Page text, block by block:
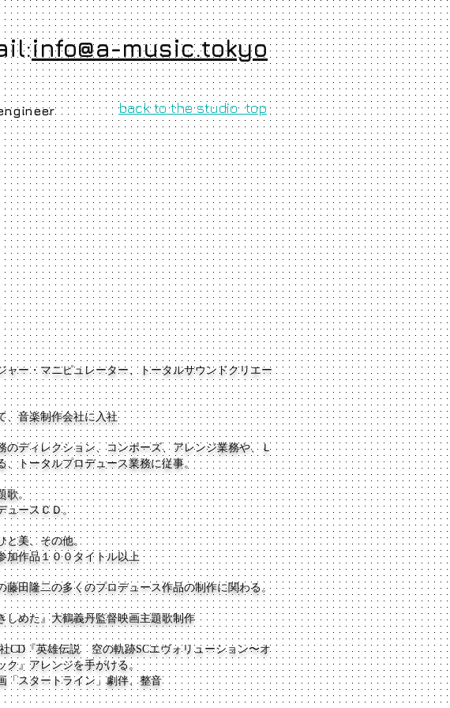
info@a-music.tokyo
back to the studio top
ャー・マニピュレーター、トータルサウンドクリエー
、音楽制作会社に入社
のディレクション、コンポーズ、アレンジ業務や、Ｌ
、トータルプロデュース業務に従事。
歌。
ュースＣＤ。
と美、その他。
加作品１００タイトル以上
藤田隆二の多くのプロデュース作品の制作に関わる。
しめた』大鶴義丹監督映画主題歌制作
CD『英雄伝説 空の軌跡SCエヴォリューション〜オ
ク』アレンジを手がける。
スタートライン」劇伴、整音